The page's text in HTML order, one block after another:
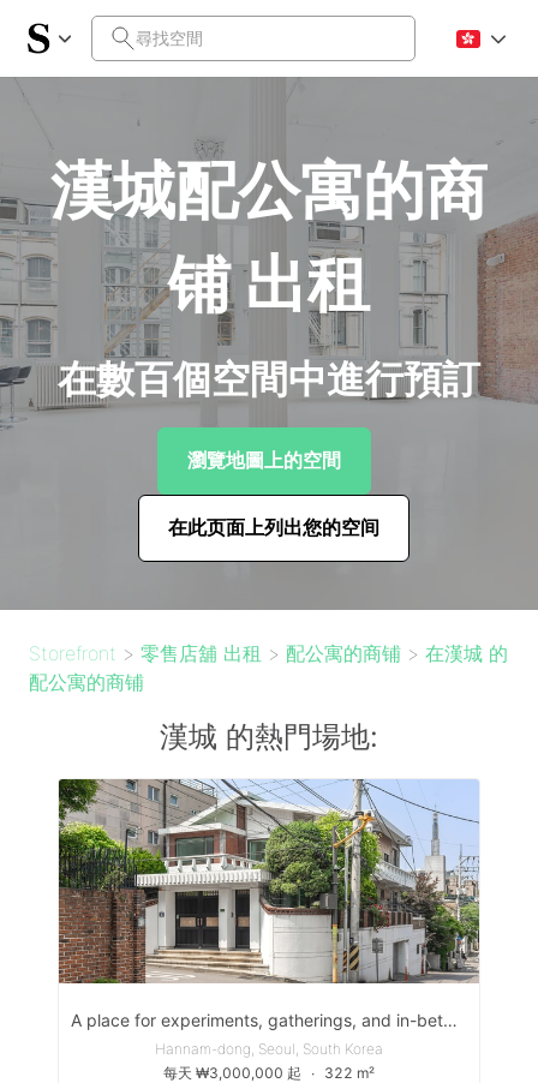
漢城配公寓的商
铺 出租
在數百個空間中進行預訂
瀏覽地圖上的空間
在此页面上列出您的空间
Storefront > 零售店舖 出租 > 配公寓的商铺 > 在漢城 的
配公寓的商铺
漢城 的熱門場地:
A place for experiments, gatherings, and in-between moments
Hannam-dong, Seoul, South Korea
每天 ₩3,000,000 起
∙ 322 m²